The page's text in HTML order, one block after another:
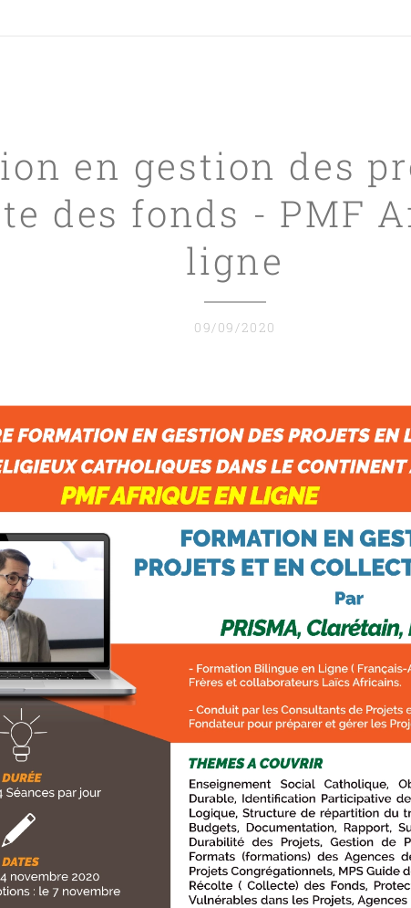
en gestion des
des fonds - PMF
ligne
09/09/2020